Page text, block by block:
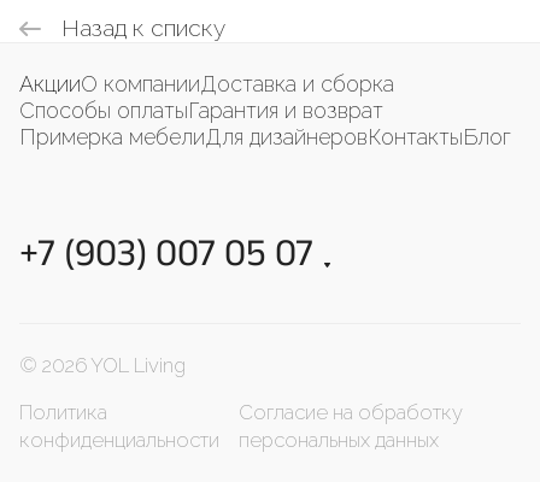
Назад к списку
АкцииО компанииДоставка и сборка
Способы оплатыГарантия и возврат
Примерка мебелиДля дизайнеровКонтактыБлог
+7 (903) 007 05 07
© 2026 YOL Living
Политика
конфиденциальности
Согласие на обработку
персональных данных